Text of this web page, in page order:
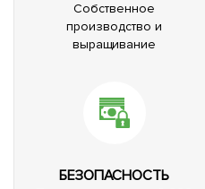
Собственное
производство и
выращивание
БЕЗОПАСНОСТЬ